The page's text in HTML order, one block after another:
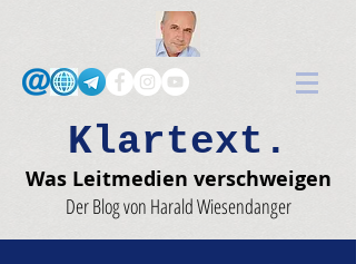
Klartext.
Was Leitmedien verschweigen
Der Blog von Harald Wiesendanger